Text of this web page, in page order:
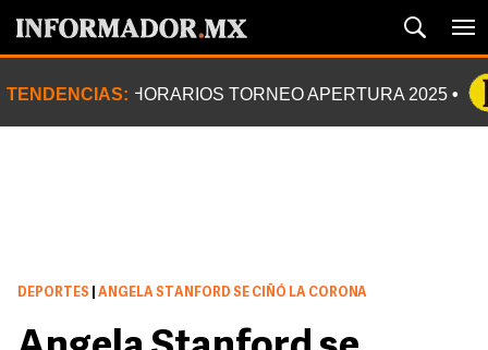
TENDENCIAS: HORARIOS TORNEO APERTURA 2025
DEPORTES ANGELA STANFORD SE CIÑÓ LA CORONA